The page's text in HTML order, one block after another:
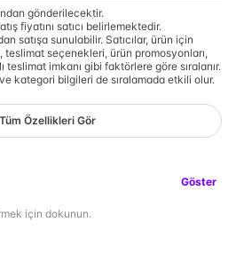
gönderilecektir.
fiyatını satıcı belirlemektedir.
satışa sunulabilir. Satıcılar, ürün için
teslimat seçenekleri, ürün promosyonları,
teslimat imkanı gibi faktörlere göre sıralanır.
kategori bilgileri de sıralamada etkili olur.
Tüm Özellikleri Gör
Göster
için dokunun.